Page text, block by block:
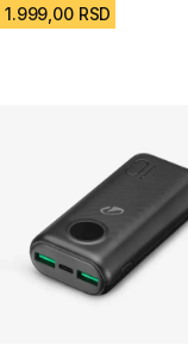
1.999,00 RSD